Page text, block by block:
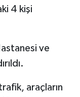
4 kişi
ve
araçların